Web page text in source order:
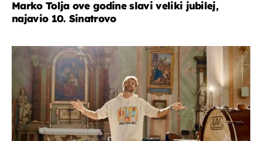
Marko Tolja ove godine slavi veliki jubilej,
najavio 10. Sinatrovo